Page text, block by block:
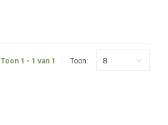
Toon 1 - 1 van 1 Toon: 8